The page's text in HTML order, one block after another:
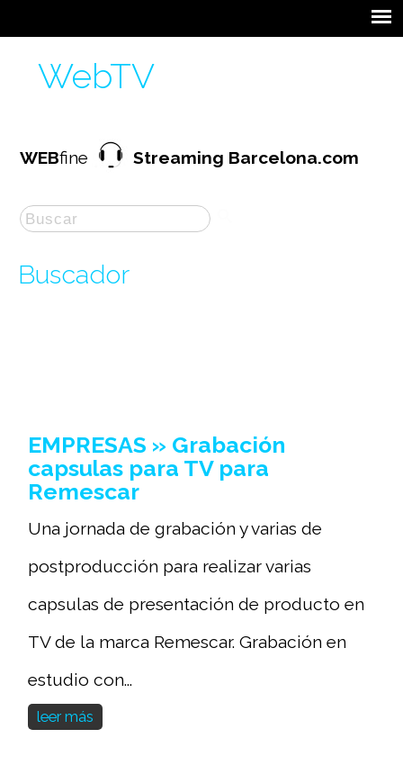
WebTV
WEBfineStreaming Barcelona.com
Buscador
EMPRESAS » Grabación
capsulas para TV para
Remescar
Una jornada de grabación y varias de
postproducción para realizar varias
capsulas de presentación de producto en
TV de la marca Remescar. Grabación en
estudio con...
leer más